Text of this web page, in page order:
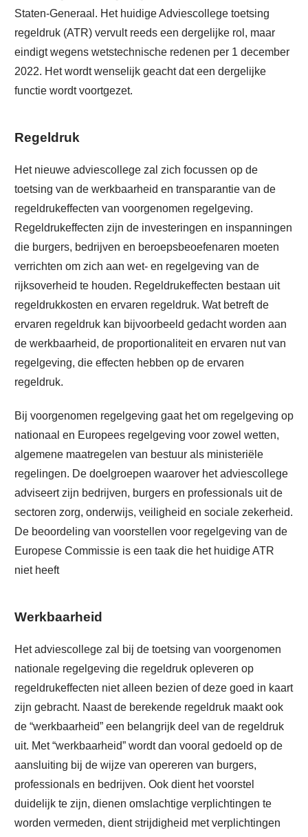
Staten-Generaal. Het huidige Adviescollege toetsing
regeldruk (ATR) vervult reeds een dergelijke rol, maar
eindigt wegens wetstechnische redenen per 1 december
2022. Het wordt wenselijk geacht dat een dergelijke
functie wordt voortgezet.
Regeldruk
Het nieuwe adviescollege zal zich focussen op de
toetsing van de werkbaarheid en transparantie van de
regeldrukeffecten van voorgenomen regelgeving.
Regeldrukeffecten zijn de investeringen en inspanningen
die burgers, bedrijven en beroepsbeoefenaren moeten
verrichten om zich aan wet- en regelgeving van de
rijksoverheid te houden. Regeldrukeffecten bestaan uit
regeldrukkosten en ervaren regeldruk. Wat betreft de
ervaren regeldruk kan bijvoorbeeld gedacht worden aan
de werkbaarheid, de proportionaliteit en ervaren nut van
regelgeving, die effecten hebben op de ervaren
regeldruk.
Bij voorgenomen regelgeving gaat het om regelgeving op
nationaal en Europees regelgeving voor zowel wetten,
algemene maatregelen van bestuur als ministeriële
regelingen. De doelgroepen waarover het adviescollege
adviseert zijn bedrijven, burgers en professionals uit de
sectoren zorg, onderwijs, veiligheid en sociale zekerheid.
De beoordeling van voorstellen voor regelgeving van de
Europese Commissie is een taak die het huidige ATR
niet heeft
Werkbaarheid
Het adviescollege zal bij de toetsing van voorgenomen
nationale regelgeving die regeldruk opleveren op
regeldrukeffecten niet alleen bezien of deze goed in kaart
zijn gebracht. Naast de berekende regeldruk maakt ook
de “werkbaarheid” een belangrijk deel van de regeldruk
uit. Met “werkbaarheid” wordt dan vooral gedoeld op de
aansluiting bij de wijze van opereren van burgers,
professionals en bedrijven. Ook dient het voorstel
duidelijk te zijn, dienen omslachtige verplichtingen te
worden vermeden, dient strijdigheid met verplichtingen